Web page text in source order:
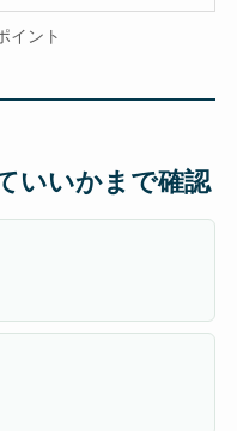
イント
いいかまで確認